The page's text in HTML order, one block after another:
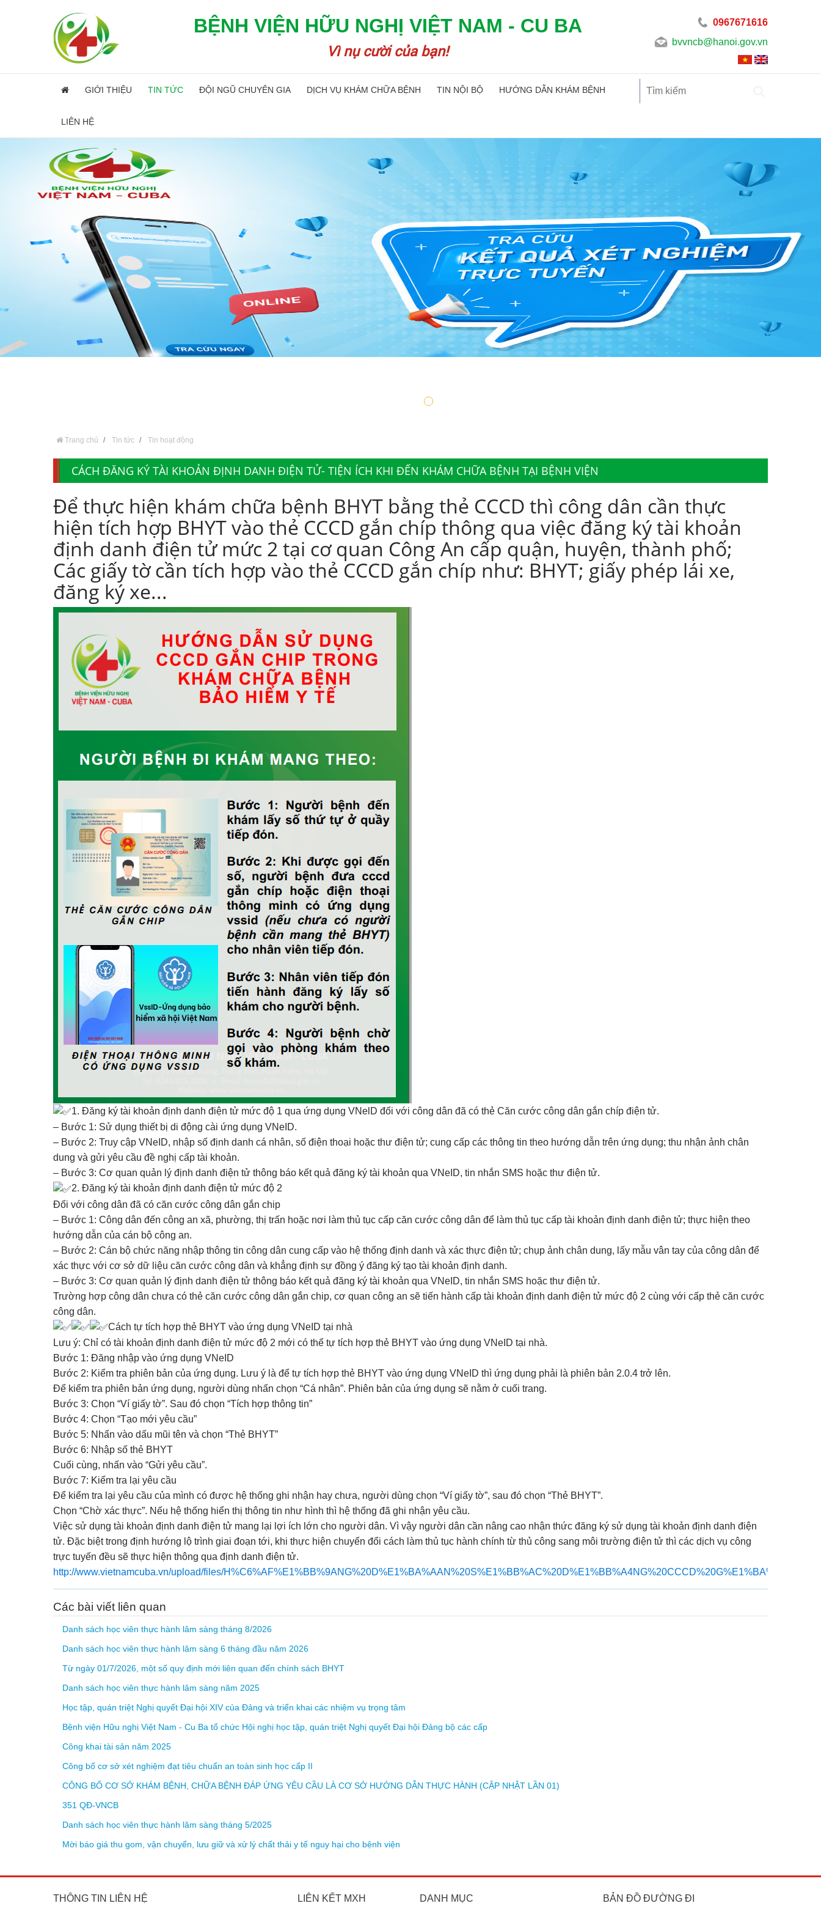
BỆNH VIỆN HỮU NGHỊ VIỆT NAM - CU BA
Vì nụ cười của bạn!
0967671616
bvvncb@hanoi.gov.vn
GIỚI THIỆU TIN TỨC ĐỘI NGŨ CHUYÊN GIA DỊCH VỤ KHÁM CHỮA BỆNH TIN NỘI BỘ HƯỚNG DẪN KHÁM BỆNH
LIÊN HỆ
Trang chủ Tin tức Tin hoạt động
CÁCH ĐĂNG KÝ TÀI KHOẢN ĐỊNH DANH ĐIỆN TỬ- TIỆN ÍCH KHI ĐẾN KHÁM CHỮA BỆNH TẠI BỆNH VIỆN
Để thực hiện khám chữa bệnh BHYT bằng thẻ CCCD thì công dân cần thực
hiện tích hợp BHYT vào thẻ CCCD gắn chíp thông qua việc đăng ký tài khoản
định danh điện tử mức 2 tại cơ quan Công An cấp quận, huyện, thành phố;
Các giấy tờ cần tích hợp vào thẻ CCCD gắn chíp như: BHYT; giấy phép lái xe,
đăng ký xe...
1. Đăng ký tài khoản định danh điện tử mức độ 1 qua ứng dụng VNelD đối với công dân đã có thẻ Căn cước công dân gắn chíp điện tử.
– Bước 1: Sử dụng thiết bị di động cài ứng dụng VNeID.
– Bước 2: Truy cập VNeID, nhập số định danh cá nhân, số điện thoại hoặc thư điện tử; cung cấp các thông tin theo hướng dẫn trên ứng dụng; thu nhận ảnh chân
dung và gửi yêu cầu đề nghị cấp tài khoản.
– Bước 3: Cơ quan quản lý định danh điện tử thông báo kết quả đăng ký tài khoản qua VNeID, tin nhắn SMS hoặc thư điện tử.
2. Đăng ký tài khoản định danh điện tử mức độ 2
Đối với công dân đã có căn cước công dân gắn chip
– Bước 1: Công dân đến công an xã, phường, thị trấn hoặc nơi làm thủ tục cấp căn cước công dân để làm thủ tục cấp tài khoản định danh điện tử; thực hiện theo
hướng dẫn của cán bộ công an.
– Bước 2: Cán bộ chức năng nhập thông tin công dân cung cấp vào hệ thống định danh và xác thực điện tử; chụp ảnh chân dung, lấy mẫu vân tay của công dân để
xác thực với cơ sở dữ liệu căn cước công dân và khẳng định sự đồng ý đăng ký tạo tài khoản định danh.
– Bước 3: Cơ quan quản lý định danh điện tử thông báo kết quả đăng ký tài khoản qua VNeID, tin nhắn SMS hoặc thư điện tử.
Trường hợp công dân chưa có thẻ căn cước công dân gắn chip, cơ quan công an sẽ tiến hành cấp tài khoản định danh điện tử mức độ 2 cùng với cấp thẻ căn cước
công dân.
Cách tự tích hợp thẻ BHYT vào ứng dụng VNeID tại nhà
Lưu ý: Chỉ có tài khoản định danh điện tử mức độ 2 mới có thể tự tích hợp thẻ BHYT vào ứng dụng VNeID tại nhà.
Bước 1: Đăng nhập vào ứng dụng VNeID
Bước 2: Kiểm tra phiên bản của ứng dụng. Lưu ý là để tự tích hợp thẻ BHYT vào ứng dụng VNeID thì ứng dụng phải là phiên bản 2.0.4 trở lên.
Để kiểm tra phiên bản ứng dụng, người dùng nhấn chọn “Cá nhân”. Phiên bản của ứng dụng sẽ nằm ở cuối trang.
Bước 3: Chọn “Ví giấy tờ”. Sau đó chọn “Tích hợp thông tin”
Bước 4: Chọn “Tạo mới yêu cầu”
Bước 5: Nhấn vào dấu mũi tên và chọn “Thẻ BHYT”
Bước 6: Nhập số thẻ BHYT
Cuối cùng, nhấn vào “Gửi yêu cầu”.
Bước 7: Kiểm tra lại yêu cầu
Để kiểm tra lại yêu cầu của mình có được hệ thống ghi nhận hay chưa, người dùng chọn “Ví giấy tờ”, sau đó chọn “Thẻ BHYT”.
Chọn “Chờ xác thực”. Nếu hệ thống hiển thị thông tin như hình thì hệ thống đã ghi nhận yêu cầu.
Việc sử dụng tài khoản định danh điện tử mang lại lợi ích lớn cho người dân. Vì vậy người dân cần nâng cao nhận thức đăng ký sử dụng tài khoản định danh điện
tử. Đặc biệt trong định hướng lộ trình giai đoạn tới, khi thực hiện chuyển đổi cách làm thủ tục hành chính từ thủ công sang môi trường điện tử thì các dịch vụ công
trực tuyến đều sẽ thực hiện thông qua định danh điện tử.
http://www.vietnamcuba.vn/upload/files/
Các bài viết liên quan
Danh sách học viên thực hành lâm sàng tháng 8/2026
Danh sách học viên thực hành lâm sàng 6 tháng đầu năm 2026
Từ ngày 01/7/2026, một số quy định mới liên quan đến chính sách BHYT
Danh sách học viên thực hành lâm sàng năm 2025
Học tập, quán triệt Nghị quyết Đại hội XIV của Đảng và triển khai các nhiệm vụ trọng tâm
Bệnh viện Hữu nghị Việt Nam - Cu Ba tổ chức Hội nghị học tập, quán triệt Nghị quyết Đại hội Đảng bộ các cấp
Công khai tài sản năm 2025
Công bố cơ sở xét nghiệm đạt tiêu chuẩn an toàn sinh học cấp II
CÔNG BỐ CƠ SỞ KHÁM BỆNH, CHỮA BỆNH ĐÁP ỨNG YÊU CẦU LÀ CƠ SỞ HƯỚNG DẪN THỰC HÀNH (CẬP NHẬT LẦN 01)
351 QĐ-VNCB
Danh sách học viên thực hành lâm sàng tháng 5/2025
Mời báo giá thu gom, vận chuyển, lưu giữ và xử lý chất thải y tế nguy hại cho bệnh viện
THÔNG TIN LIÊN HỆ LIÊN KẾT MXH DANH MỤC BẢN ĐỒ ĐƯỜNG ĐI